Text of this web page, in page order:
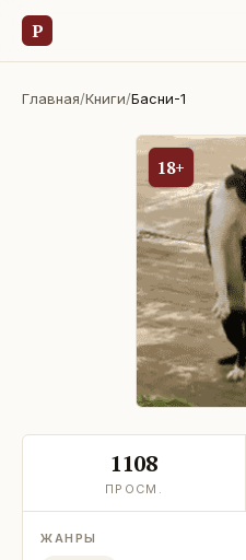
Р
Главная/Книги/Басни-1
18+
1108
ПРОСМ.
ЖАНРЫ